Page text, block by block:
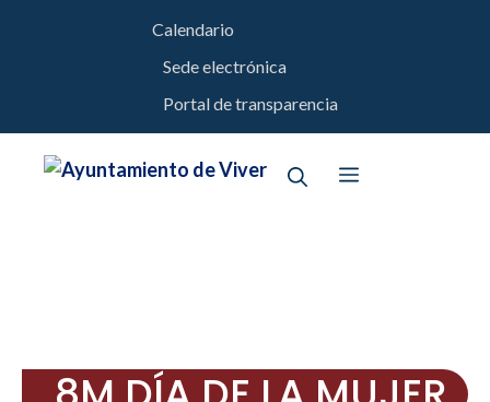
Calendario
Sede electrónica
Portal de transparencia
Menú